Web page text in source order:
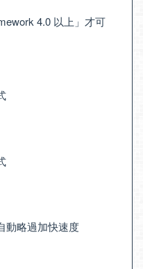
4.0 以上 」才可
動略過加快速度